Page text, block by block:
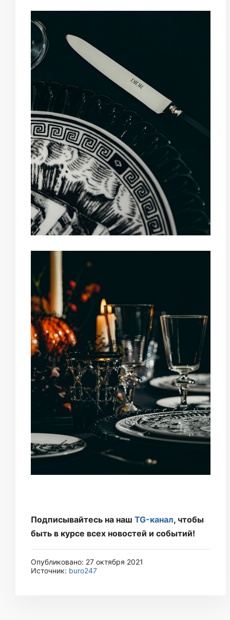
Подписывайтесь на наш TG-канал, чтобы
быть в курсе всех новостей и событий!
Опубликовано: 27 октября 2021
Источник: buro247